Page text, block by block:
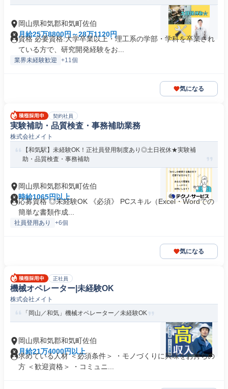
岡山県和気郡和気町佐伯
月給25万8800円～28万1120円
資格 必要資格:大学卒業以上・理工系の学部・学科を卒業され
ている方で、研究開発経験をお...
業界未経験歓迎 +11個
気になる
契約社員
実験補助・品質検査・事務補助業務
株式会社メイト
【和気駅】未経験OK！正社員登用制度あり◎土日祝休★実験補
助・品質検査・事務補助
岡山県和気郡和気町佐伯
時給1065円以上
応募資格 ◎未経験OK 《必須》 PCスキル（Excel・Wordでの
簡単な書類作成...
社員登用あり +6個
気になる
正社員
機械オペレーター|未経験OK
株式会社メイト
「岡山／和気」機械オペレーター／未経験OK
岡山県和気郡和気町佐伯
月給21万4000円以上
求めている人材 ＜必須条件＞ ・モノづくりに興味をお持ちの
方 ＜歓迎資格＞ ・コミュニ...